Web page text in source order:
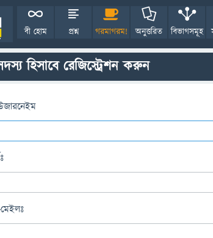
বী হোম প্রশ্ন গরমাগরম! অনুত্তরিত বিভাগসমূহ
হিসাবে রেজিস্ট্রেশন করুন